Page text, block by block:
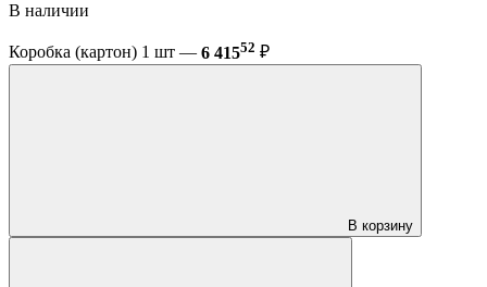
В наличии
Коробка (картон) 1 шт — 6 41552 ₽
В корзину